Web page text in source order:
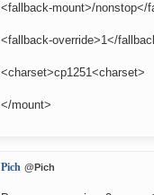
<fallback-mount>/nonstop</
<fallback-override>1</
<charset>cp1251<charset>
</mount>
Pich @Pich